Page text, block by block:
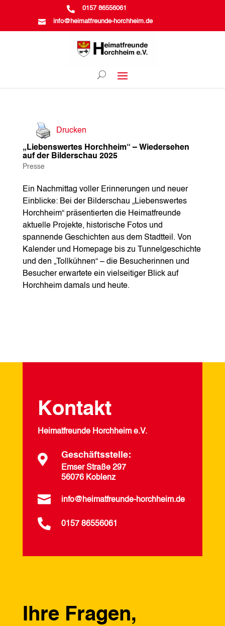
 0157 86556061
 info@heimatfreunde-horchheim.de
Drucken
„Liebenswertes Horchheim“ – Wiedersehen
auf der Bilderschau 2025
Presse
Ein Nachmittag voller Erinnerungen und neuer
Einblicke: Bei der Bilderschau „Liebenswertes
Horchheim“ präsentierten die Heimatfreunde
aktuelle Projekte, historische Fotos und
spannende Geschichten aus dem Stadtteil. Von
Kalender und Homepage bis zu Tunnelgeschichte
und den „Tollkühnen“ – die Besucherinnen und
Besucher erwartete ein vielseitiger Blick auf
Horchheim damals und heute.
Kontakt
Heimatfreunde Horchheim e.V.
 Geschäftsstelle:
Emser Straße 297
56076 Koblenz
 info@heimatfreunde-horchheim.de
 0157 86556061
Ihre Fragen,